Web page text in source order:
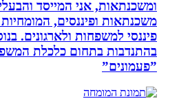
ומשכנתאות, אני המייסד והבעלים
משכנתאות ופיננסים, המומחיות שלי
פיננסי למשפחות ולארגונים. בנוסף
בהתנדבות בתחום כלכלת המשפחה
”פעמונים”